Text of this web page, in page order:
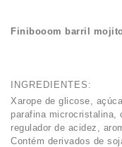
Finibooom barril
INGREDIENTES:
Xarope de glicose,
parafina microcristalina,
regulador de acidez,
Contém derivados de